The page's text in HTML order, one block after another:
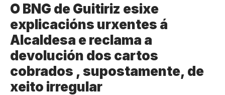
O BNG de Guitiriz esixe
explicacións urxentes á
Alcaldesa e reclama a
devolución dos cartos
cobrados , supostamente, de
xeito irregular